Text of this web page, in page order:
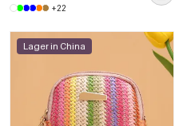
+22
Lager in China